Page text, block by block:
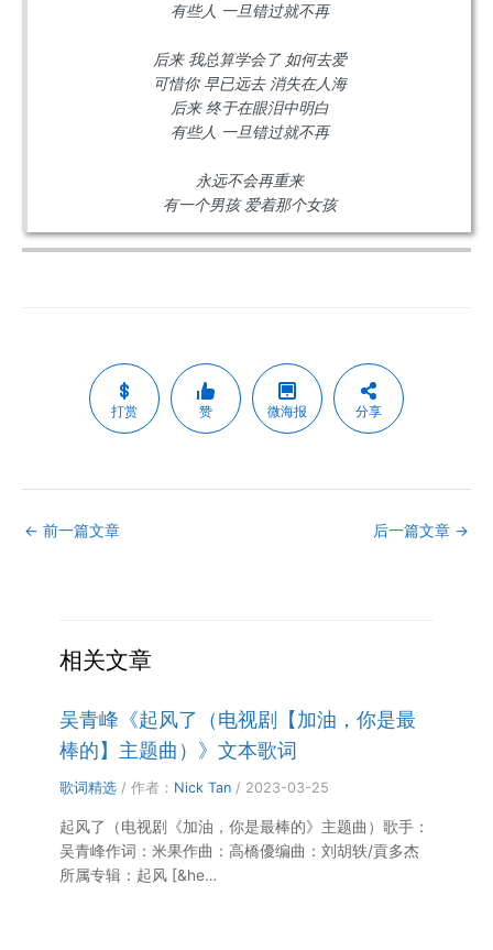
有些人 一旦错过就不再
后来 我总算学会了 如何去爱
可惜你 早已远去 消失在人海
后来 终于在眼泪中明白
有些人 一旦错过就不再
永远不会再重来
有一个男孩 爱着那个女孩
打赏 赞 微海报 分享
← 前一篇文章 后一篇文章 →
相关文章
吴青峰《起风了（电视剧【加油，你是最
棒的】主题曲）》文本歌词
歌词精选 / 作者： Nick Tan / 2023-03-25
起风了（电视剧《加油，你是最棒的》主题曲）歌手：
吴青峰作词：米果作曲：高橋優编曲：刘胡轶/貢多杰
所属专辑：起风 [&he…